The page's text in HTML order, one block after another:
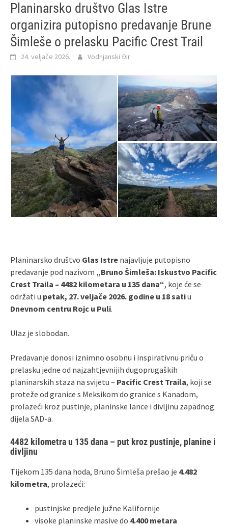
Planinarsko društvo Glas Istre
organizira putopisno predavanje Brune
Šimleše o prelasku Pacific Crest Trail
24. veljače 2026. Vodnjanski Đir
Planinarsko društvo Glas Istre najavljuje putopisno
predavanje pod nazivom „Bruno Šimleša: Iskustvo Pacific
Crest Traila – 4482 kilometara u 135 dana“, koje će se
održati u petak, 27. veljače 2026. godine u 18 satiu
Dnevnom centru Rojc u Puli.
Ulaz je slobodan.
Predavanje donosi iznimno osobnu i inspirativnu priču o
prelasku jedne od najzahtjevnijih dugoprugaških
planinarskih staza na svijetu – Pacific Crest Traila, koji se
proteže od granice s Meksikom do granice s Kanadom,
prolazeći kroz pustinje, planinske lance i divljinu zapadnog
dijela SAD‑a.
4482 kilometra u 135 dana – put kroz pustinje, planine i
divljinu
Tijekom 135 dana hoda, Bruno Šimleša prešao je 4.482
kilometra, prolazeći:
pustinjske predjele južne Kalifornije
visoke planinske masive do 4.400 metara